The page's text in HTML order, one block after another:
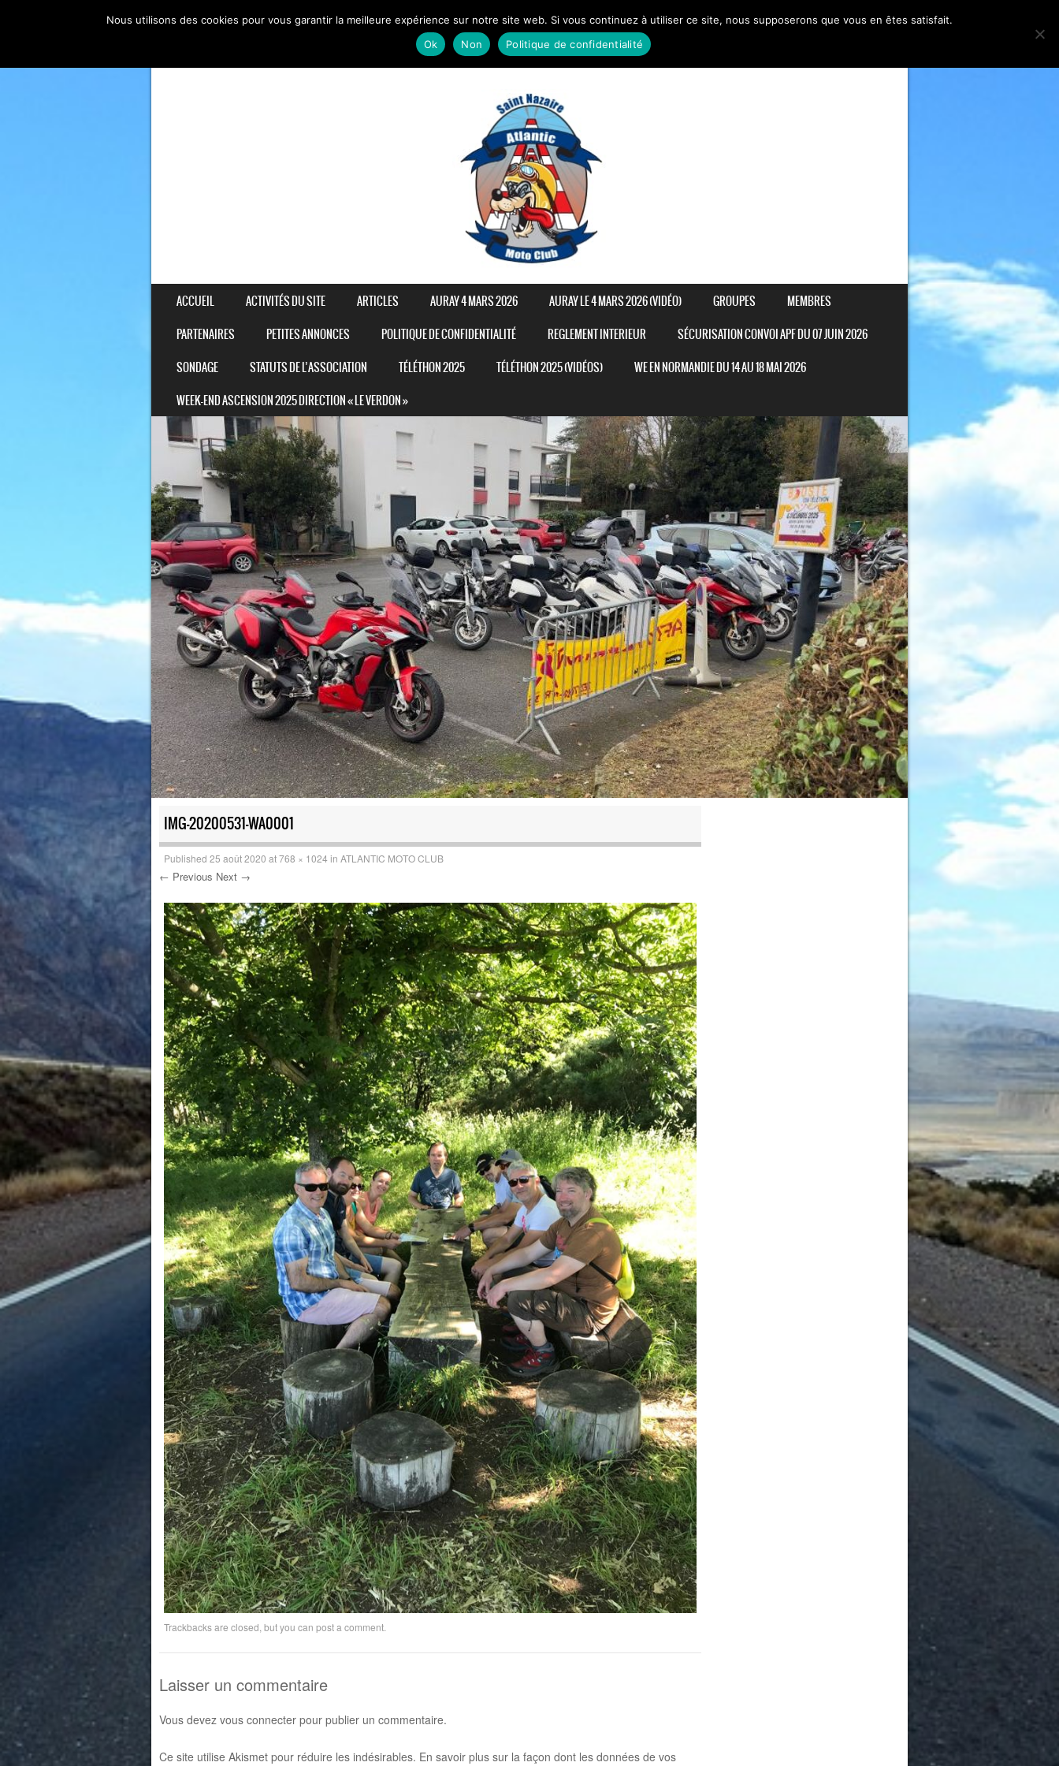
MENU
SKIP TO CONTENT
ACCUEIL ACTIVITÉS DU SITE ARTICLES AURAY 4 MARS 2026 AURAY LE 4 MARS 2026 (VIDÉO) GROUPES
MEMBRES
PARTENAIRES
PETITES ANNONCES POLITIQUE DE CONFIDENTIALITÉ REGLEMENT INTERIEUR
SÉCURISATION CONVOI APF DU 07 JUIN 2026
SONDAGE
STATUTS DE L’ASSOCIATION TÉLÉTHON 2025 TÉLÉTHON 2025 (VIDÉOS)
WE EN NORMANDIE DU 14 AU 18 MAI 2026
WEEK-END ASCENSION 2025 DIRECTION « LE VERDON »
IMG-20200531-WA0001
Published 25 août 2020 at768 × 1024 in ATLANTIC MOTO CLUB
← Previous Next →
Trackbacks are closed, but you can post a comment.
Laisser un commentaire
Vous devez vous connecterpour publier un commentaire.
Ce site utilise Akismet pour réduire les indésirables. En savoir plus sur la façon dont les données de vos
Nous utilisons des cookies pour vous garantir la meilleure expérience sur notre site web. Si vous continuez à utiliser ce site, nous supposerons que vous en êtes satisfait.
Ok
Non Politique de confidentialité